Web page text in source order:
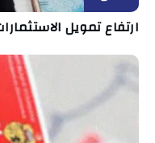
ارتفاع تمويل